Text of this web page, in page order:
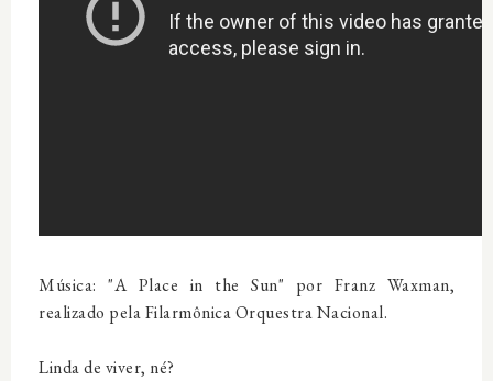
Música: "A Place in the Sun" por Franz Waxman,
realizado pela Filarmônica Orquestra Nacional.
Linda de viver, né?